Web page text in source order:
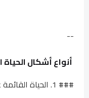
--
أنواع أشكال
### 1. الحياة القائمة على السيليكون